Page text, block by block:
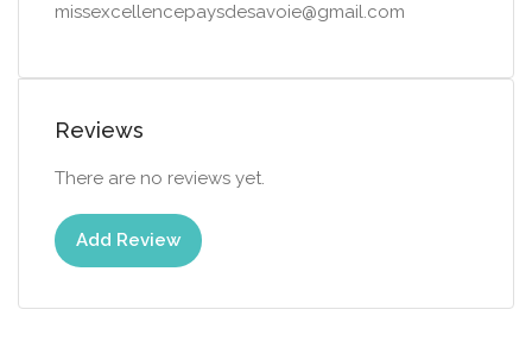
missexcellencepaysdesavoie@gmail.com
Reviews
There are no reviews yet.
Add Review